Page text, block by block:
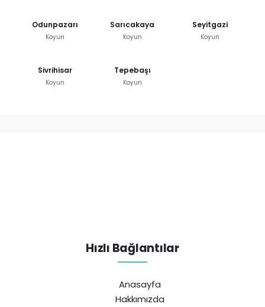
Odunpazarı
Koyun
Sarıcakaya
Koyun
Seyitgazi
Koyun
Sivrihisar
Koyun
Tepebaşı
Koyun
Hızlı Bağlantılar
Anasayfa
Hakkımızda